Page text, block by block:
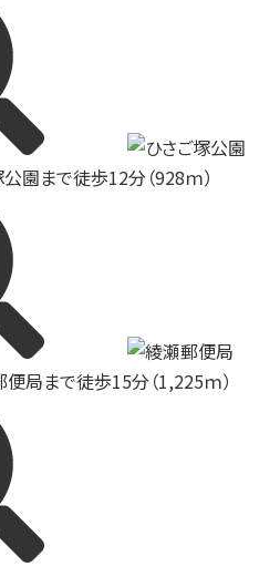
園まで徒歩12分（928ｍ）
局まで徒歩15分（1,225ｍ）